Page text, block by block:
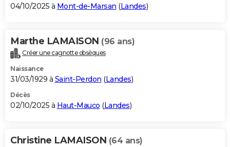
04/10/2025 à Mont-de-Marsan (Landes)
Marthe LAMAISON (96 ans)
Créer une cagnotte obsèques
Naissance
31/03/1929 à Saint-Perdon (Landes)
Décès
02/10/2025 à Haut-Mauco (Landes)
Christine LAMAISON (64 ans)